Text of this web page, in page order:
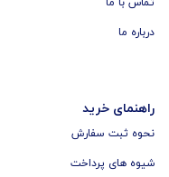
درباره ما
راهنمای خرید
نحوه ثبت سفارش
شیوه های پرداخت